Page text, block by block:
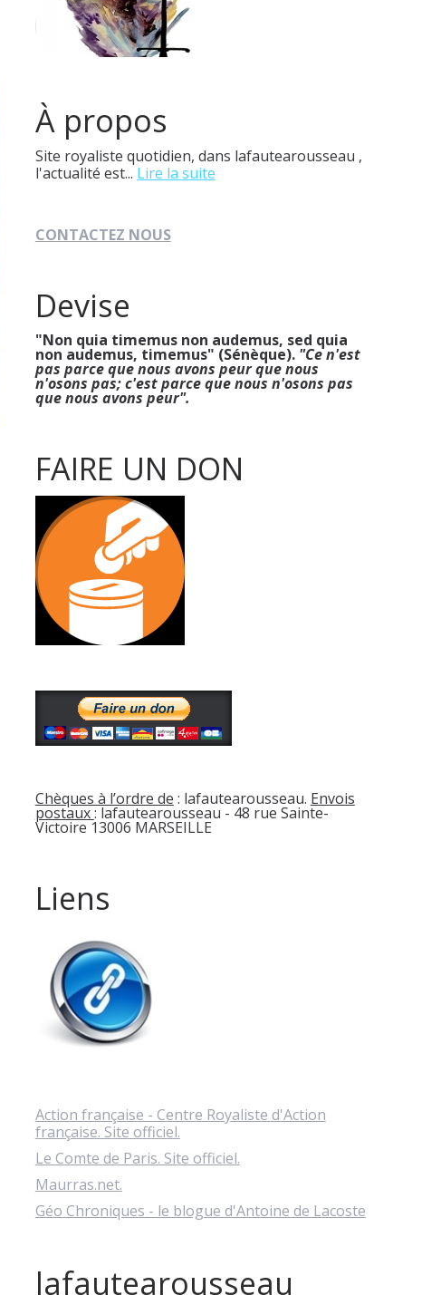
À propos
Site royaliste quotidien, dans lafautearousseau ,
l'actualité est... Lire la suite
CONTACTEZ NOUS
Devise
"Non quia timemus non audemus, sed quia
non audemus, timemus" (Sénèque). "Ce n'est
pas parce que nous avons peur que nous
n'osons pas; c'est parce que nous n'osons pas
que nous avons peur".
FAIRE UN DON
Chèques à l’ordre de : lafautearousseau. Envois
postaux: lafautearousseau - 48 rue Sainte-
Victoire 13006 MARSEILLE
Liens
Action française - Centre Royaliste d'Action
française. Site officiel.
Le Comte de Paris. Site officiel.
Maurras.net.
Géo Chroniques - le blogue d'Antoine de Lacoste
lafautearousseau